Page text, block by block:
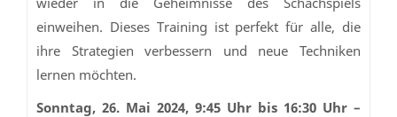
einweihen. Dieses Training ist perfekt für alle, die
ihre Strategien verbessern und neue Techniken
lernen möchten.
Sonntag, 26. Mai 2024, 9:45 Uhr bis 16:30 Uhr –